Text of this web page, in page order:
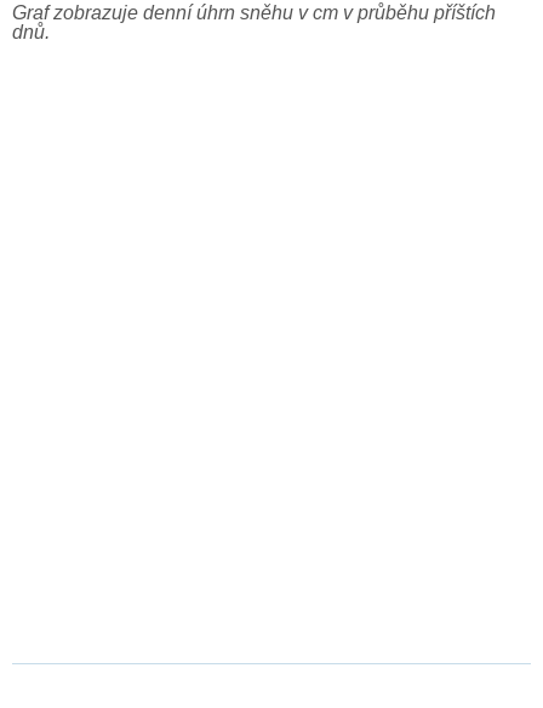
Graf zobrazuje denní úhrn sněhu v cm v průběhu příštích
dnů.